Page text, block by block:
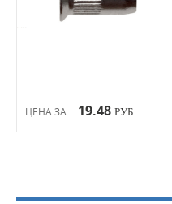
ЦЕНА ЗА : 19.48 РУБ.